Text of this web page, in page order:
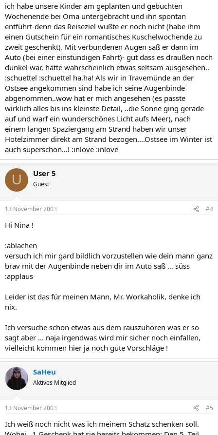
ich habe unsere Kinder am geplanten und gebuchten
Wochenende bei Oma untergebracht und ihn spontan
entführt-denn das Reiseziel wußte er noch nicht (habe ihm
einen Gutschein für ein romantisches Kuschelwochende zu
zweit geschenkt). Mit verbundenen Augen saß er dann im
Auto (bei einer einstündigen Fahrt)- gut dass es draußen noch
dunkel war, hätte wahrscheinlich etwas seltsam ausgesehen..
:schuettel :schuettel ha,ha! Als wir in Travemünde an der
Ostsee angekommen sind habe ich seine Augenbinde
abgenommen..wow hat er mich angesehen (es passte
wirklich alles bis ins kleinste Detail, ..die Sonne ging gerade
auf und warf ein wunderschönes Licht aufs Meer), nach
einem langen Spaziergang am Strand haben wir unser
Hotelzimmer direkt am Strand bezogen....Ostsee im Winter ist
auch superschön...! :inlove :inlove
U User 5
Guest
13 November 2003 #4
Hi Nina !
:ablachen
versuch ich mir gard bildlich vorzustellen wie dein mann ganz
brav mit der Augenbinde neben dir im Auto saß ... süss
:applaus
Leider ist das für meinen Mann, Mr. Workaholik, denke ich
nix.
Ich versuche schon etwas aus dem rauszuhören was er so
sagt aber ... naja irgendwas wird mir sicher noch einfallen,
vielleicht kommen hier ja noch gute Vorschläge !
SaHeu
Aktives Mitglied
13 November 2003 #5
Ich weiß noch nicht was ich meinem Schatz schenken soll.